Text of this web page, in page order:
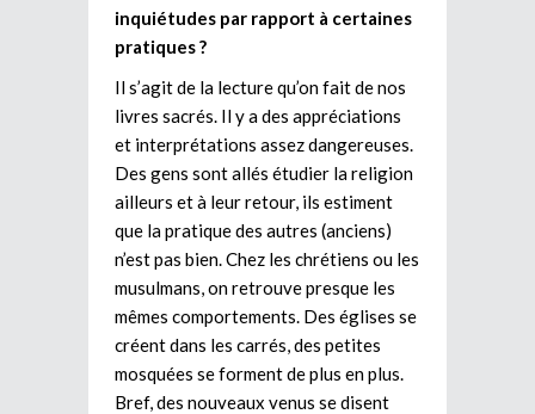
inquiétudes par rapport à certaines
pratiques ?
Il s’agit de la lecture qu’on fait de nos
livres sacrés. Il y a des appréciations
et interprétations assez dangereuses.
Des gens sont allés étudier la religion
ailleurs et à leur retour, ils estiment
que la pratique des autres (anciens)
n’est pas bien. Chez les chrétiens ou les
musulmans, on retrouve presque les
mêmes comportements. Des églises se
créent dans les carrés, des petites
mosquées se forment de plus en plus.
Bref, des nouveaux venus se disent